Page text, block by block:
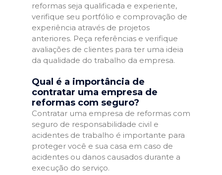
reformas seja qualificada e experiente,
verifique seu portfólio e comprovação de
experiência através de projetos
anteriores. Peça referências e verifique
avaliações de clientes para ter uma ideia
da qualidade do trabalho da empresa.
Qual é a importância de
contratar uma empresa de
reformas com seguro?
Contratar uma empresa de reformas com
seguro de responsabilidade civil e
acidentes de trabalho é importante para
proteger você e sua casa em caso de
acidentes ou danos causados durante a
execução do serviço.